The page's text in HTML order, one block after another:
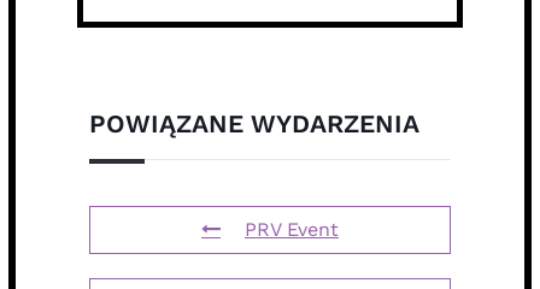
POWIĄZANE WYDARZENIA
PRV Event